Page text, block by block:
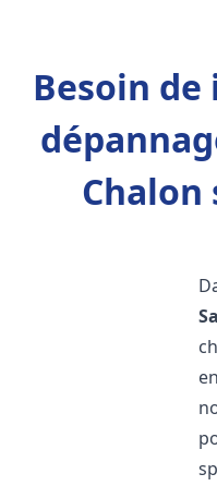
Besoin
Chalon